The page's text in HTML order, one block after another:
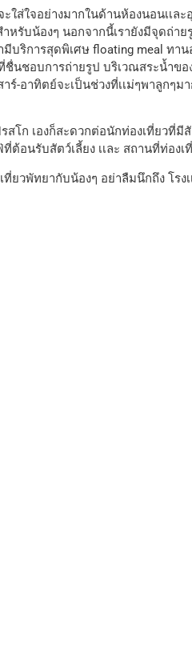
ะใส่ใจอย่างมากในด้านห้องนอนเเ
หรับน้องๆ นอกจากนี้เรายังมีจุดถ่า
บริการสุดพิเศษ floating meal ท
นชอบการถ่ายรูป บริเวณสระน้ำขอ
สาร์-อาทิตย์จะเป็นช่วงที่เเม่ๆพาลูก
รสโก เองก็สะดวกต่อนักท่องเที่ยวที่
ที่ต้อนรับสัตว์เลี้ยง เเละ สถานที่ท่อง
ยวพัทยากับน้องๆ อย่าลืมนึกถึง โรง